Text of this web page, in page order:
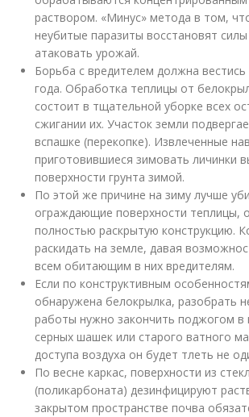
раствором. «Минус» метода в том,
неубитые паразиты восстановят
атаковать урожай.
Борьба с вредителем должна
года. Обработка теплицы от
состоит в тщательной уборке всех
сжигании их. Участок земли
вспашке (перекопке). Извлеченные
приготовившиеся зимовать личинки
поверхности грунта зимой.
По этой же причине на зиму лучше
ограждающие поверхности теплицы,
полностью раскрытую конструкцию.
раскидать на земле, давая
всем обитающим в них вредителям.
Если по конструктивным
обнаружена белокрылка, разобрать
работы нужно закончить поджогом в
серных шашек или старого ватного
доступа воздуха он будет тлеть не
По весне каркас, поверхности из
(поликарбоната) дезинфицируют
закрытом пространстве почва